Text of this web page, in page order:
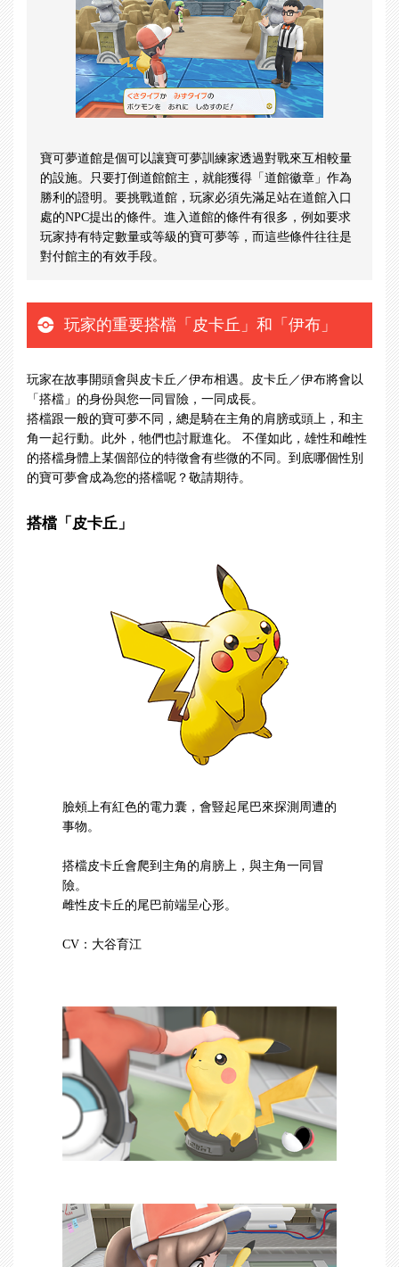
寶可夢道館是個可以讓寶可夢訓練家透過對戰來互相較量
的設施。只要打倒道館館主，就能獲得「道館徽章」作為
勝利的證明。要挑戰道館，玩家必須先滿足站在道館入口
處的NPC提出的條件。進入道館的條件有很多，例如要求
玩家持有特定數量或等級的寶可夢等，而這些條件往往是
對付館主的有效手段。
玩家的重要搭檔「皮卡丘」和「伊布」
玩家在故事開頭會與皮卡丘／伊布相遇。皮卡丘／伊布將會以
「搭檔」的身份與您一同冒險，一同成長。
搭檔跟一般的寶可夢不同，總是騎在主角的肩膀或頭上，和主
角一起行動。此外，牠們也討厭進化。 不僅如此，雄性和雌性
的搭檔身體上某個部位的特徵會有些微的不同。到底哪個性別
的寶可夢會成為您的搭檔呢？敬請期待。
搭檔「皮卡丘」
臉頰上有紅色的電力囊，會豎起尾巴來探測周遭的
事物。
搭檔皮卡丘會爬到主角的肩膀上，與主角一同冒
險。
雌性皮卡丘的尾巴前端呈心形。
CV：大谷育江